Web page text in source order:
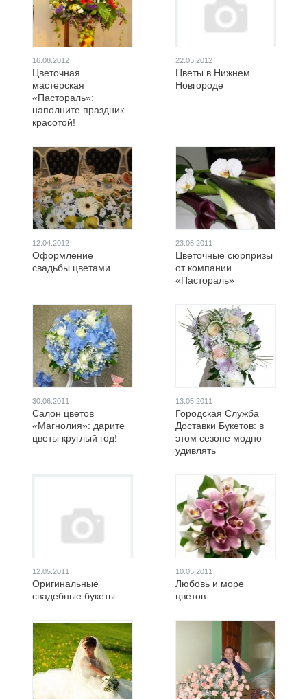
16.08.2012
Цветочная
мастерская
«Пастораль»:
наполните праздник
красотой!
22.05.2012
Цветы в Нижнем
Новгороде
12.04.2012
Оформление
свадьбы цветами
23.08.2011
Цветочные сюрпризы
от компании
«Пастораль»
30.06.2011
Салон цветов
«Магнолия»: дарите
цветы круглый год!
13.05.2011
Городская Служба
Доставки Букетов: в
этом сезоне модно
удивлять
12.05.2011
Оригинальные
свадебные букеты
10.05.2011
Любовь и море
цветов